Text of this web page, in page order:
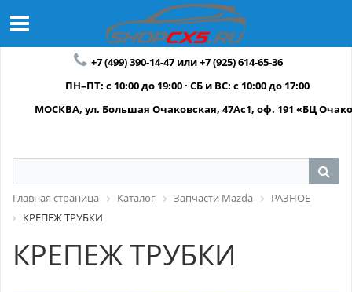
+7 (499) 390-14-47 или +7 (925) 614-65-36
ПН–ПТ: с 10:00 до 19:00 · СБ и ВС: с 10:00 до 17:00
МОСКВА, ул. Большая Очаковская, 47Ас1, оф. 191 «БЦ
Главная страница Каталог Запчасти Mazda
РАЗНОЕ
КРЕПЕЖ ТРУБКИ
КРЕПЕЖ ТРУБКИ